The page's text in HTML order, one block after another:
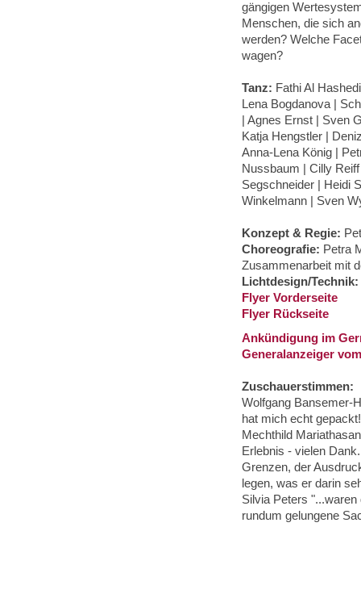
gängigen
Menschen, die sich
werden? Welche
wagen?
Tanz: Fathi Al
Lena Bogdanova |
| Agnes Ernst | Sven
Katja Hengstler |
Anna-Lena König |
Nussbaum | Cilly
Segschneider | Heidi
Winkelmann | Sven
Konzept & Regie:
Choreografie: Petra
Zusammenarbeit mit
Lichtdesign/Technik:
Flyer Vorderseite
Flyer Rückseite
Ankündigung im
Generalanzeiger
Zuschauerstimmen:
Wolfgang Bansemer-
hat mich echt
Mechthild
Erlebnis - vielen
Grenzen, der
legen, was er darin
Silvia Peters
rundum gelungene